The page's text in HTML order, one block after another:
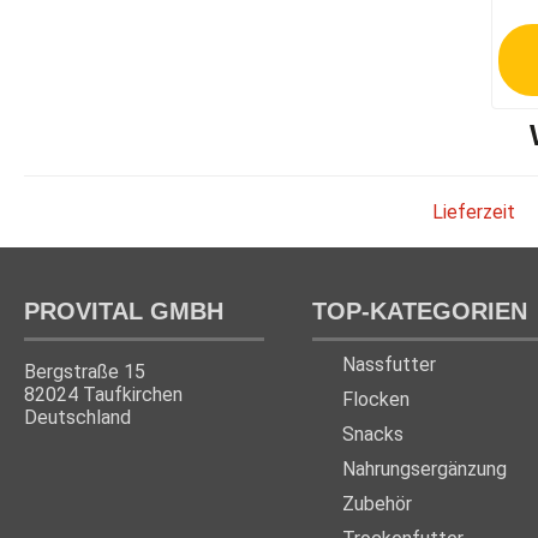
Lieferzeit
PROVITAL GMBH
Bergstraße 15
82024 Taufkirchen
Deutschland
TOP-KATEGORIEN
Nassfutter
Flocken
Snacks
Nahrungsergänzung
Zubehör